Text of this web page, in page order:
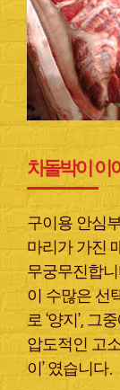
차돌박이 이
구이용 안심
마리가 가진
무궁무진합니
이 수많은 선
로 ‘양지’, 그
압도적인 고
이’ 였습니다.